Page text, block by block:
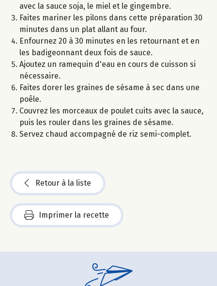
avec la sauce soja, le miel et le gingembre.
Faites mariner les pilons dans cette préparation 30
minutes dans un plat allant au four.
Enfournez 20 à 30 minutes en les retournant et en
les badigeonnant deux fois de sauce.
Ajoutez un ramequin d'eau en cours de cuisson si
nécessaire.
Faites dorer les graines de sésame à sec dans une
poêle.
Couvrez les morceaux de poulet cuits avec la sauce,
puis les rouler dans les graines de sésame.
Servez chaud accompagné de riz semi-complet.
Retour à la liste
Imprimer la recette